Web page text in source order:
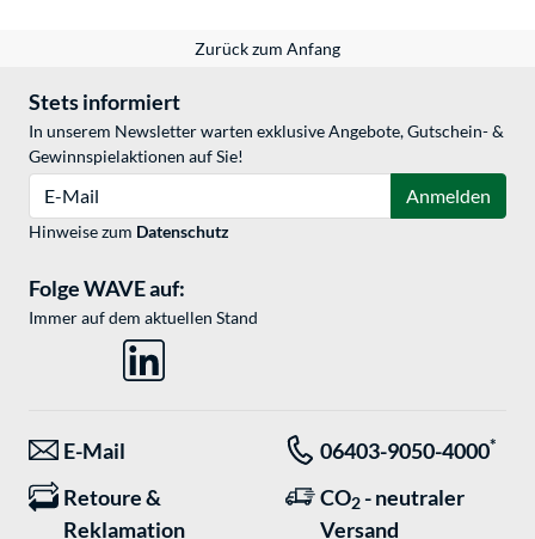
Zurück zum Anfang
Stets informiert
In unserem Newsletter warten exklusive Angebote, Gutschein- &
Gewinnspielaktionen auf Sie!
Anmelden
Hinweise zum Datenschutz
Folge WAVE auf:
Immer auf dem aktuellen Stand
E-Mail 06403-9050-4000*
Retoure &
Reklamation
CO2 - neutraler
Versand